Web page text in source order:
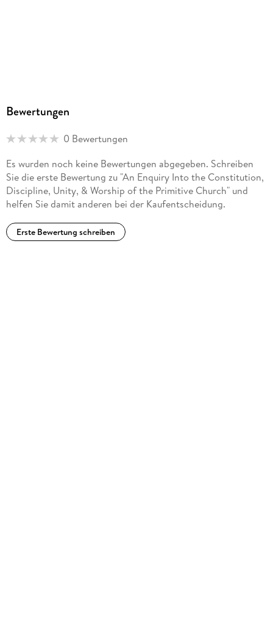
Bewertungen
0 Bewertungen
Es wurden noch keine Bewertungen abgegeben. Schreiben
Sie die erste Bewertung zu "An Enquiry Into the Constitution,
Discipline, Unity, & Worship of the Primitive Church" und
helfen Sie damit anderen bei der Kaufentscheidung.
Erste Bewertung schreiben